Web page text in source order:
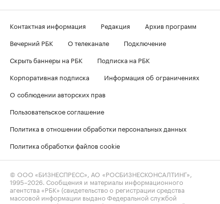
Контактная информация Редакция
Архив программ
Вечерний РБК
О телеканале
Подключение
Скрыть баннеры на РБК
Подписка на РБК
Корпоративная подписка
Информация об ограничениях
О соблюдении авторских прав
Пользовательское соглашение
Политика в отношении обработки персональных данных
Политика обработки файлов cookie
© ООО «БИЗНЕСПРЕСС», АО «РОСБИЗНЕСКОНСАЛТИНГ»,
1995–2026 . Сообщения и материалы информационного
агентства «РБК» (свидетельство о регистрации средства
массовой информации выдано Федеральной службой